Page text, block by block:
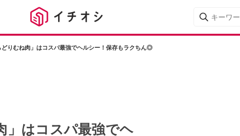
どりむね肉」はコスパ最強でヘルシー！保存もラクちん◎
」はコスパ最強でヘ